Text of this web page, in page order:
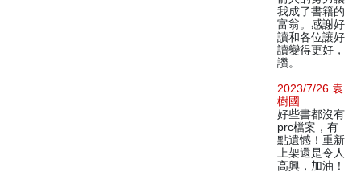
我成了書籍的
富翁。感謝好
讀和各位讓好
讀變得更好，
讚。
2023/7/26 袁
樹國
好些書都沒有
prc檔案，有
點遺憾！重新
上架還是令人
高興，加油！